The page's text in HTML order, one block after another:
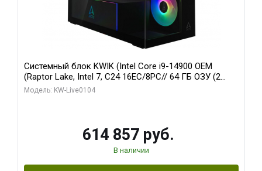
Системный блок KWIK (Intel Core i9-14900 OEM
(Raptor Lake, Intel 7, C24 16EC/8PC// 64 ГБ ОЗУ (2
модуля)/ Afox RTX4090 24GB GDDR6X 384-Bit 3xDP
Модель: KW-Live0104
614 857 руб.
В наличии